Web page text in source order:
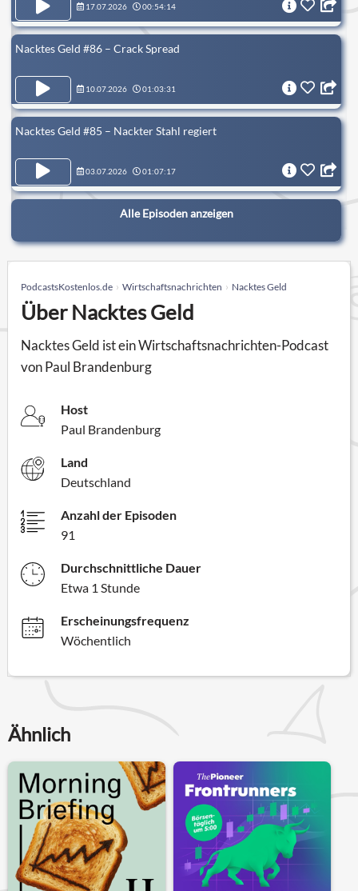
17.07.2026 00:54:14
Nacktes Geld #86 – Crack Spread
10.07.2026 01:03:31
Nacktes Geld #85 – Nackter Stahl regiert
03.07.2026 01:07:17
Alle Episoden anzeigen
PodcastsKostenlos.de Wirtschaftsnachrichten Nacktes Geld
Über Nacktes Geld
Nacktes Geld ist ein Wirtschaftsnachrichten-Podcast
von Paul Brandenburg
Host
Paul Brandenburg
Land
Deutschland
Anzahl der Episoden
91
Durchschnittliche Dauer
Etwa 1 Stunde
Erscheinungsfrequenz
Wöchentlich
Ähnlich